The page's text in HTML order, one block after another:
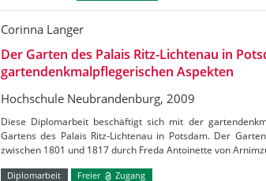
Corinna Langer
Der Garten des Palais Ritz-Lichtenau in
gartendenkmalpflegerischen Aspekten
Hochschule Neubrandenburg, 2009
Diese Diplomarbeit beschäftigt sich mit der
Gartens des Palais Ritz-Lichtenau in Potsdam. Der
zwischen 1801 und 1817 durch Freda Antoinette von
Diplomarbeit Freier Zugang